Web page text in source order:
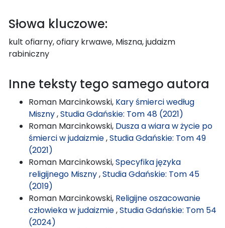
Słowa kluczowe:
kult ofiarny, ofiary krwawe, Miszna, judaizm
rabiniczny
Inne teksty tego samego autora
Roman Marcinkowski, Kary śmierci według
Miszny,Studia Gdańskie: Tom 48 (2021)
Roman Marcinkowski, Dusza a wiara w życie po
śmierci w judaizmie,Studia Gdańskie: Tom 49
(2021)
Roman Marcinkowski,Specyfika języka
religijnego Miszny,Studia Gdańskie: Tom 45
(2019)
Roman Marcinkowski, Religijne oszacowanie
człowieka w judaizmie,Studia Gdańskie: Tom 54
(2024)